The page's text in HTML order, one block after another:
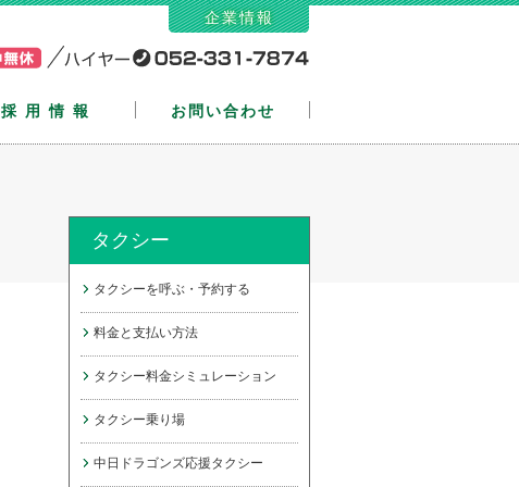
企業情報
採用情報 お問い合わせ
タクシー
タクシーを呼ぶ・予約する
料金と支払い方法
タクシー料金シミュレーション
タクシー乗り場
中日ドラゴンズ応援タクシー